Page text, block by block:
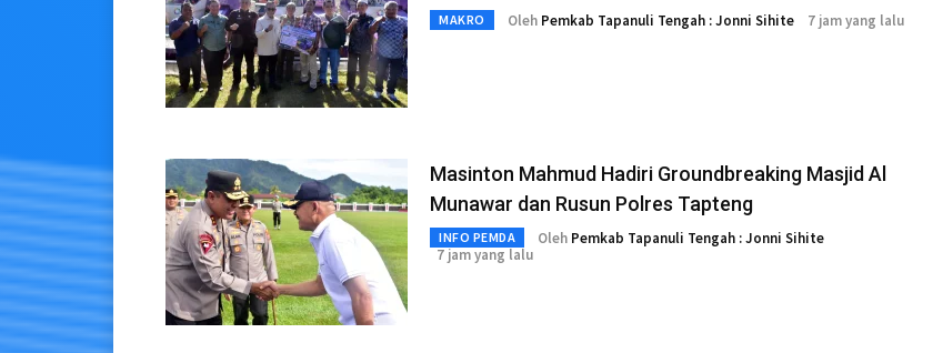
MAKRO Oleh Pemkab Tapanuli Tengah : Jonni Sihite 7 jam yang lalu
Masinton Mahmud Hadiri Groundbreaking Masjid Al
Munawar dan Rusun Polres Tapteng
INFO PEMDA Oleh Pemkab Tapanuli Tengah : Jonni Sihite
7 jam yang lalu